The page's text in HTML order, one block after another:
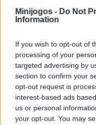
Minijogos - Do Not
Information
If you wish to opt-out of
processing of your
targeted advertising by
section to confirm your
opt-out request is
interest-based ads
us or personal
your opt-out. You may
viver uma emocionante
região de Hoenn,
Etiquetas
JOGOS DE AÇÃO